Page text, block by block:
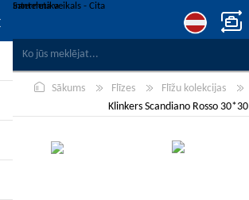
VĒLMJU SARAKSTS
REĢISTRĒT
PIESLĒGTIES
Sākums Flīzes Flīžu kolekcijas
Klinkers Scandiano Rosso 30*30